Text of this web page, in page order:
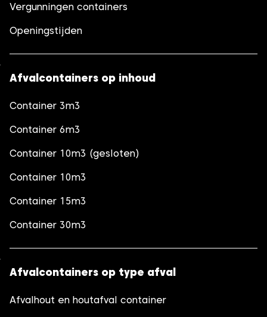
Vergunningen containers
Openingstijden
Afvalcontainers op inhoud
Container 3m3
Container 6m3
Container 10m3 (gesloten)
Container 10m3
Container 15m3
Container 30m3
Afvalcontainers op type afval
Afvalhout en houtafval container